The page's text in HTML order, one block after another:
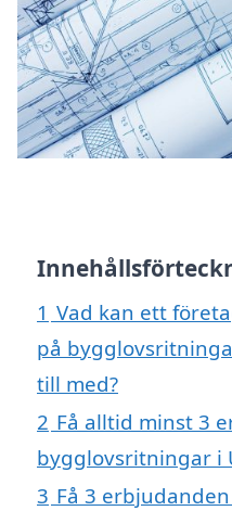
1 Vad kan ett
på
till med?
2 Få alltid minst 3
bygglovsritningar i
3 Få 3